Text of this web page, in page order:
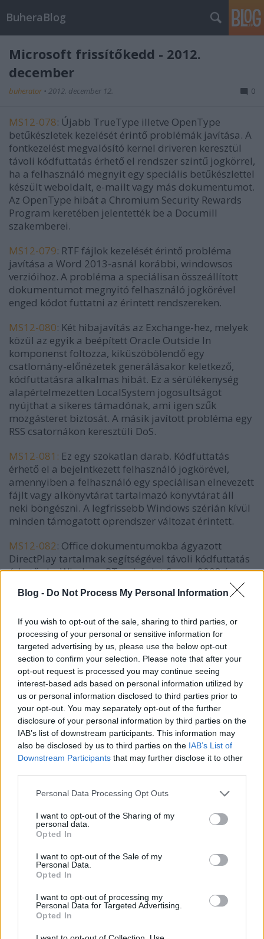
Blog - Do Not Process My Personal Information
If you wish to opt-out of the sale, sharing to third parties, or
processing of your personal or sensitive information for
targeted advertising by us, please use the below opt-out
section to confirm your selection. Please note that after your
opt-out request is processed you may continue seeing
interest-based ads based on personal information utilized by
us or personal information disclosed to third parties prior to
your opt-out. You may separately opt-out of the further
disclosure of your personal information by third parties on the
IAB’s list of downstream participants. This information may
also be disclosed by us to third parties on the IAB’s List of
Downstream Participants that may further disclose it to other
Please note that this website/app uses one or more Google
not limited to your visit or usage behaviour. You may click to
grant or deny consent to Google and its third-party tags to
use your data for below specified purposes in below Google
consent section.
Personal Data Processing Opt Outs
I want to opt-out of the Sharing of my
personal data.
Opted In
I want to opt-out of the Sale of my
Personal Data.
Opted In
I want to opt-out of processing my
Personal Data for Targeted Advertising.
Opted In
BuheraBlog
Microsoft frissítőkedd - 2012.
december
buherator • 2012. december 12. 0
MS12-078: Újabb TrueType illetve OpenType
betűkészletek kezelését érintő problémák javítása. A
fontkezelést megvalósító kernel driveren keresztül
távoli kódfuttatás érhető el rendszer szintű jogkörrel,
ha a felhasználó megnyit egy speciális betűkészlettel
készült weboldalt, e-mailt vagy más dokumentumot.
Az OpenType hibát a Chromium Security Rewards
Program keretében jelentették be a Documill
szakemberei.
MS12-079: RTF fájlok kezelését érintő probléma
javítása a Word 2013-asnál korábbi, windowsos
verzióihoz. A probléma a speciálisan összeállított
dokumentumot megnyitó felhasználó jogkörével
enged kódot futtatni az érintett rendszereken.
MS12-080: Két hibajavítás az Exchange-hez, melyek
közül az egyik a beépített Oracle Outside In
komponenst foltozza, kiküszöbölendő egy
csatlomány-előnézetek generálásakor keletkező,
kódfuttatásra alkalmas hibát. Ez a sérülékenység
alapértelmezetten LocalSystem jogosultságot
nyújthat a sikeres támadónak, ami igen szűk
mozgásteret biztosát. A másik javított probléma egy
RSS csatornákon keresztüli DoS.
MS12-081: Ez egy szokatlan darab. Kódfuttatás
érhető el a bejelntkezett felhasználó jogkörével,
amennyiben a felhasználó egy speciálisan elnevezett
fájlt vagy alkönyvtárat tartalmazó könyvtárat áll
neki böngészni. A legfrissebb Windows szérián kívül
minden támogatott oprendszer változat érintett.
MS12-082: Office dokumentumokba ágyazott
DirectPlay tartalmak segítségével távoli kódfuttatás
érhető el a Windows RT, valamint Server 2008 és
vannak?) protokollmegvalósítása elfogad visszavont
tanúsítványokat is, ami lehetőséget adhat a
hitelesítő eljárások megkerülésére. A probléma
elsősorban az IP-HTTPS protokollt előszeretettel
használható DirectAccess VPN-helyettesítő
szolgáltatásokat érinti.
Az Internet Explorer ebben a hónapban ugyan
érintetlen maradt a microsoft részéről, ne felejtsétek
el, hogy az Adobe szinkronizált frissítési ciklusával
elérhetővé váltak új Flash változatok is . A javított
sérülékenységek némelyikét Windows platformokkal
szemben már aktívan kihasználják, ezért frissítsetek,
amint lehet! Az Adobe emellett a ColdFusion-ön is
Bónuszkéntúgy tűnik
, hogy az Internet Explorer
feliratkozik néhány olyan OS-eseményre is, ami a
saját ablakán kívül történik, így egy egyszerű
JavaScripttel követni lehet a felhasználók
egérmozgását, illetve bizonyos billentyűinek
állapotát is. A Microsoft állítólag október óta tud a
dologról, de javítani egyelőre nem terveznek.